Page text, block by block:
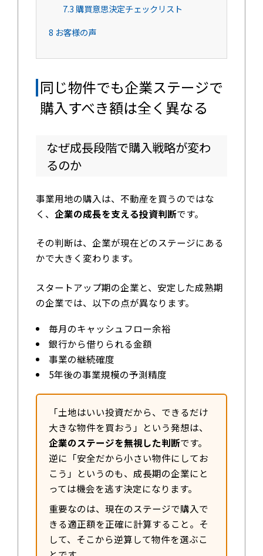
7.3 購買意思決定チェックリスト
8 お客様の声
同じ物件でも企業ステージで
購入すべき額は全く異なる
なぜ成長段階で購入戦略が変わ
るのか
事業用地の購入は、不動産を買うのではな
く、 企業の成長を支える投資判断です。
その判断は、企業が現在どのステージにある
かで大きく変わります。
スタートアップ期の企業と、安定した成熟期
の企業では、以下の点が異なります。
毎月のキャッシュフロー余裕
銀行から借りられる金額
事業の継続確度
5年後の事業規模の予測精度
「土地はいい投資だから、できるだけ
大きな物件を買おう」という発想は、
企業のステージを無視した判断です。
逆に「安全だから小さい物件にしてお
こう」というのも、成長期の企業にと
っては機会を逃す決定になります。
重要なのは、現在のステージで購入で
きる適正額を正確に計算すること。そ
して、そこから逆算して物件を選ぶこ